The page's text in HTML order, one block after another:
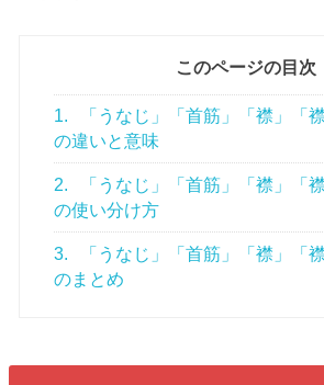
このページの目次
1.
「うなじ」「首筋」「襟」「
の違いと意味
2.
「うなじ」「首筋」「襟」「
の使い分け方
3.
「うなじ」「首筋」「襟」「
のまとめ